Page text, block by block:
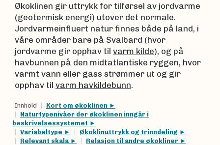
Økoklinen gir uttrykk for tilførsel av jordvarme
(geotermisk energi) utover det normale.
Jordvarmeinfluert natur finnes både på land, i
våre områder bare på Svalbard (hvor
jordvarme gir opphav til varm kilde), og på
havbunnen på den midtatlantiske ryggen, hvor
varmt vann eller gass strømmer ut og gir
opphav til varm havkildebunn.
Innhold
Kort om økoklinen
Naturtypenivåer der økoklinen inngår i
beskrivelsessystemet
Variabeltype
Økoklinuttrykk og trinndeling
Relevant skala
Relasjon til andre økokliner